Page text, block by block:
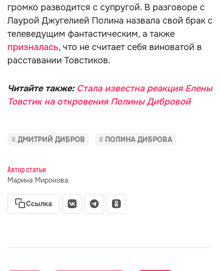
громко разводится с супругой. В разговоре с
Лаурой Джугелией Полина назвала свой брак с
телеведущим фантастическим, а также
призналась, что не считает себя виноватой в
расставании Товстиков.
Читайте также: Стала известна реакция Елены
Товстик на откровения Полины Дибровой
ДМИТРИЙ ДИБРОВ ПОЛИНА ДИБРОВА
Автор статьи
Марина Миронова
Ссылка